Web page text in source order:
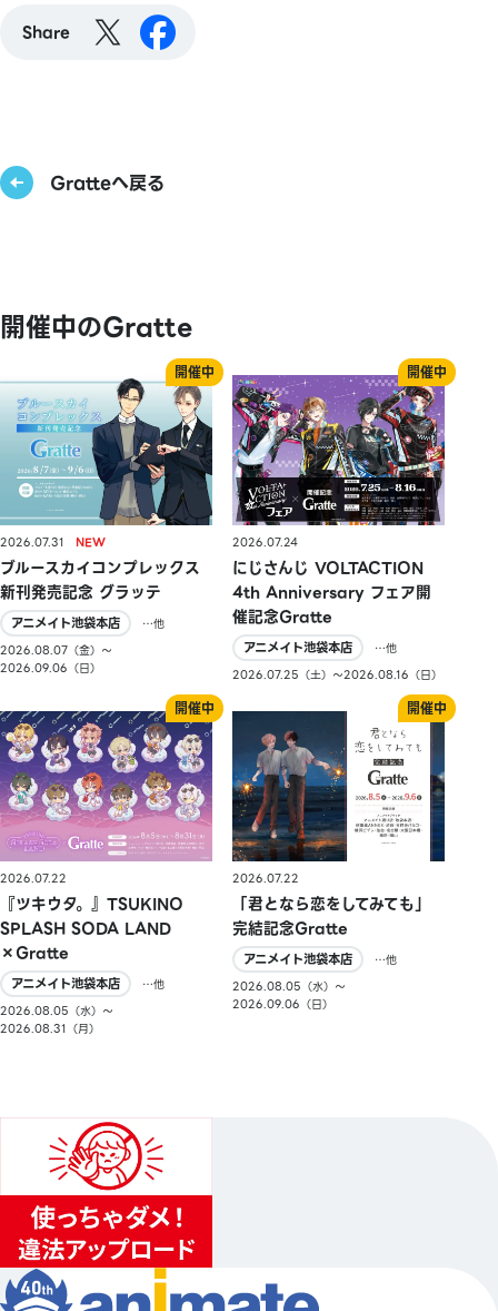
Share
Gratteへ戻る
開催中のGratte
2026.07.31
ブルースカイコンプレックス
新刊発売記念 グラッテ
アニメイト池袋本店
…他
2026.08.07（金）〜
2026.09.06（日）
2026.07.24
にじさんじ VOLTACTION
4th Anniversary フェア開
催記念Gratte
アニメイト池袋本店
…他
2026.07.25（土）〜2026.08.16（日）
2026.07.22
『ツキウタ。』TSUKINO
SPLASH SODA LAND
×Gratte
アニメイト池袋本店
…他
2026.08.05（水）〜
2026.08.31（月）
2026.07.22
「君となら恋をしてみても」
完結記念Gratte
アニメイト池袋本店
…他
2026.08.05（水）〜
2026.09.06（日）